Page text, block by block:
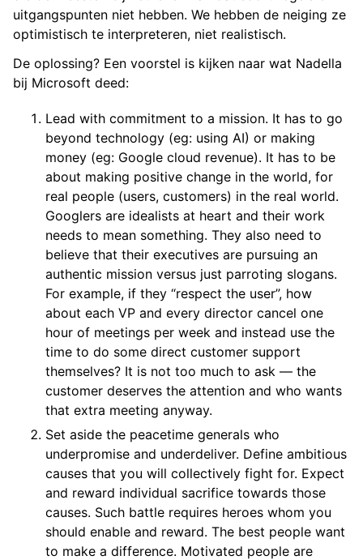
uitgangspunten niet hebben. We hebben de neiging ze
optimistisch te interpreteren, niet realistisch.
De oplossing? Een voorstel is kijken naar wat Nadella
bij Microsoft deed:
Lead with commitment to a mission. It has to go
beyond technology (eg: using AI) or making
money (eg: Google cloud revenue). It has to be
about making positive change in the world, for
real people (users, customers) in the real world.
Googlers are idealists at heart and their work
needs to mean something. They also need to
believe that their executives are pursuing an
authentic mission versus just parroting slogans.
For example, if they “respect the user”, how
about each VP and every director cancel one
hour of meetings per week and instead use the
time to do some direct customer support
themselves? It is not too much to ask — the
customer deserves the attention and who wants
that extra meeting anyway.
Set aside the peacetime generals who
underpromise and underdeliver. Define ambitious
causes that you will collectively fight for. Expect
and reward individual sacrifice towards those
causes. Such battle requires heroes whom you
should enable and reward. The best people want
to make a difference. Motivated people are